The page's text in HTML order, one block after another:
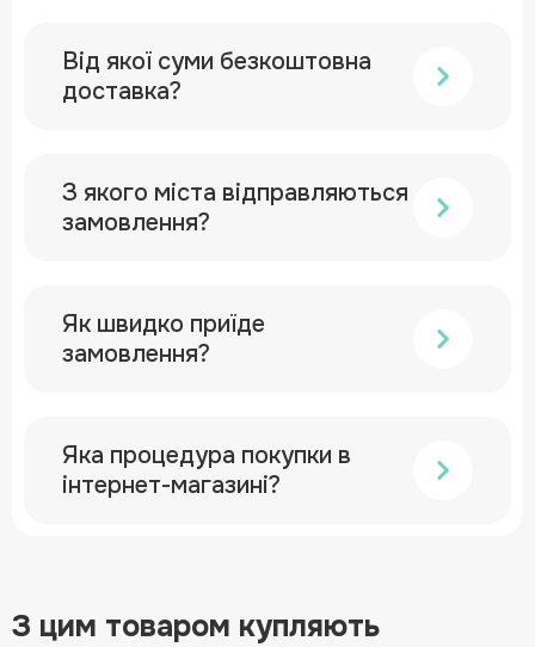
Від якої суми безкоштовна
доставка?
З якого міста відправляються
замовлення?
Як швидко приїде
замовлення?
Яка процедура покупки в
інтернет-магазині?
З цим товаром купляють